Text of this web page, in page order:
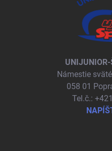
Námestie
058 01
Tel.č.: